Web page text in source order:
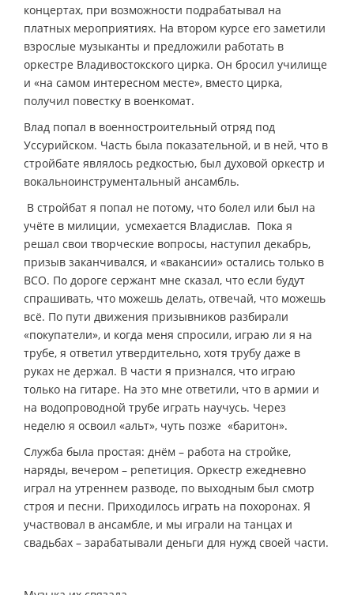
концертах, при возможности подрабатывал на
платных мероприятиях. На втором курсе его заметили
взрослые музыканты и предложили работать в
оркестре Владивостокского цирка. Он бросил училище
и «на самом интересном месте», вместо цирка,
получил повестку в военкомат.
Влад попал в военно­строительный отряд под
Уссурийском. Часть была показательной, и в ней, что в
стройбате являлось редкостью, был духовой оркестр и
вокально­инструментальный ансамбль.
­ В стройбат я попал не потому, что болел или был на
учёте в милиции, ­ усмехается Владислав. ­ Пока я
решал свои творческие вопросы, наступил декабрь,
призыв заканчивался, и «вакансии» остались только в
ВСО. По дороге сержант мне сказал, что если будут
спрашивать, что можешь делать, отвечай, что можешь
всё. По пути движения призывников разбирали
«покупатели», и когда меня спросили, играю ли я на
трубе, я ответил утвердительно, хотя трубу даже в
руках не держал. В части я признался, что играю
только на гитаре. На это мне ответили, что в армии и
на водопроводной трубе играть научусь. Через
неделю я освоил «альт», чуть позже ­ «баритон».
Служба была простая: днём – работа на стройке,
наряды, вечером – репетиция. Оркестр ежедневно
играл на утреннем разводе, по выходным был смотр
строя и песни. Приходилось играть на похоронах. Я
участвовал в ансамбле, и мы играли на танцах и
свадьбах – зарабатывали деньги для нужд своей части.